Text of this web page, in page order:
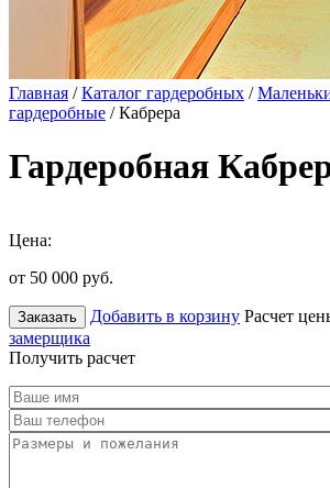
Главная /Каталог гардеробных /
гардеробные / Кабрера
Гардеробная
Цена:
от 50 000 руб.
Заказать Добавить в корзину Расчет
замерщика
Получить расчет